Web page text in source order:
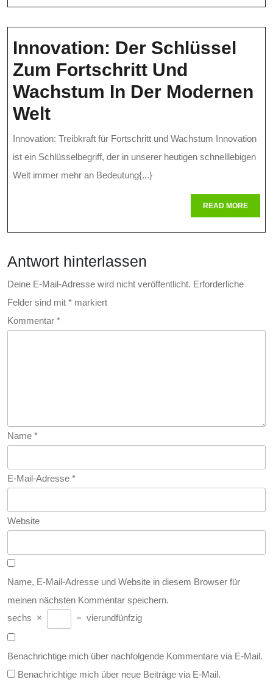
Diagnostik
Und
Therapie
Innovation: Der Schlüssel
Zum Fortschritt Und
Wachstum In Der Modernen
WeltInnovation:
Der
Schlüssel
Zum
In
Der
Modernen
Welt
Innovation: Treibkraft für Fortschritt und Wachstum Innovation
ist ein Schlüsselbegriff, der in unserer heutigen schnelllebigen
Welt immer mehr an Bedeutung{...}
READ MOREREAD
MORE
Antwort hinterlassen
Deine E-Mail-Adresse wird nicht veröffentlicht. Erforderliche
Felder sind mit * markiert
Kommentar *
Name *
E-Mail-Adresse *
Website
Name, E-Mail-Adresse und Website in diesem Browser für
meinen nächsten Kommentar speichern.
sechs × = vierundfünfzig
Benachrichtige mich über nachfolgende Kommentare via E-Mail.
Benachrichtige mich über neue Beiträge via E-Mail.